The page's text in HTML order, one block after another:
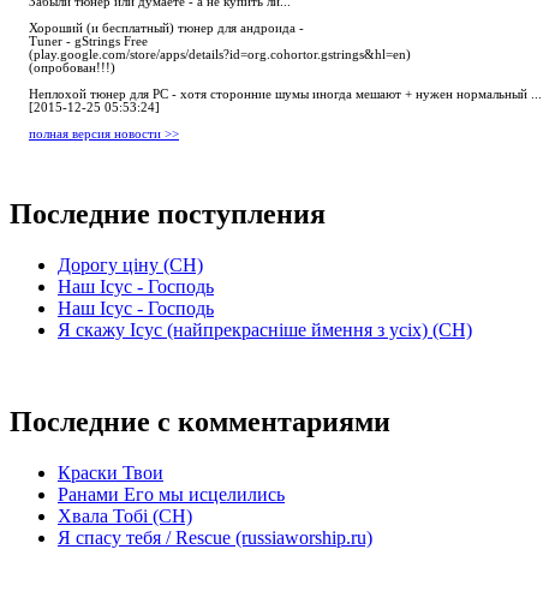
Хороший (и бесплатный) тюнер для андроида -
Tuner - gStrings Free
(play.google.com/store/apps/details?id=org.cohortor.gstrings&hl=en)
(опробован!!!)
Неплохой тюнер для РС - хотя сторонние шумы иногда мешают + нужен нормальный ...
[2015-12-25 05:53:24]
полная версия новости >>
Последние поступления
Дорогу ціну (СН)
Наш Ісус - Господь
Наш Ісус - Господь
Я скажу Ісус (найпрекрасніше ймення з усіх) (СН)
Последние с комментариями
Краски Твои
Ранами Его мы исцелились
Хвала Тобі (СН)
Я спасу тебя / Rescue (russiaworship.ru)